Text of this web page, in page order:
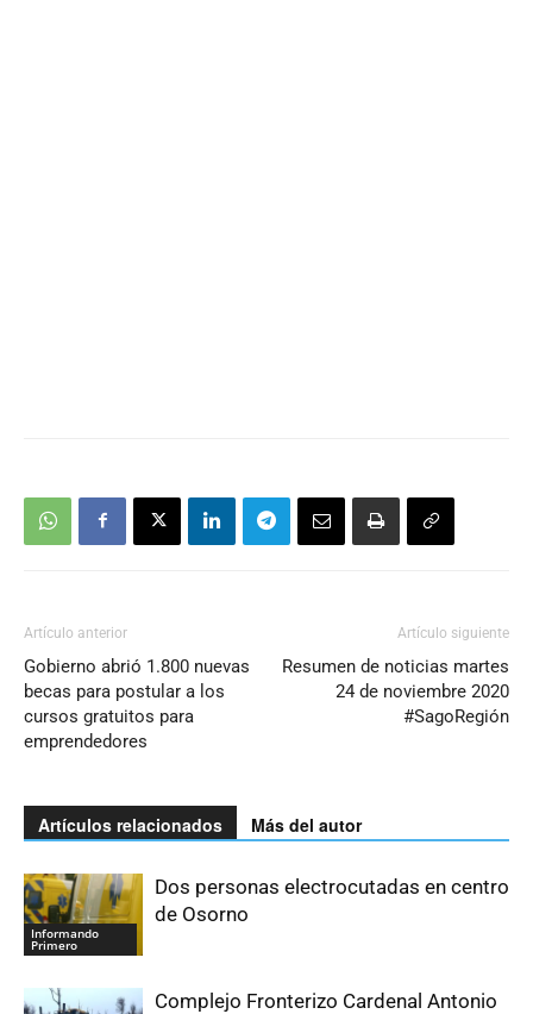
Artículo anterior
Gobierno abrió 1.800 nuevas
becas para postular a los
cursos gratuitos para
emprendedores
Artículo siguiente
Resumen de noticias martes
24 de noviembre 2020
#SagoRegión
Artículos relacionados Más del autor
Informando
Primero
Dos personas electrocutadas en centro
de Osorno
Complejo Fronterizo Cardenal Antonio